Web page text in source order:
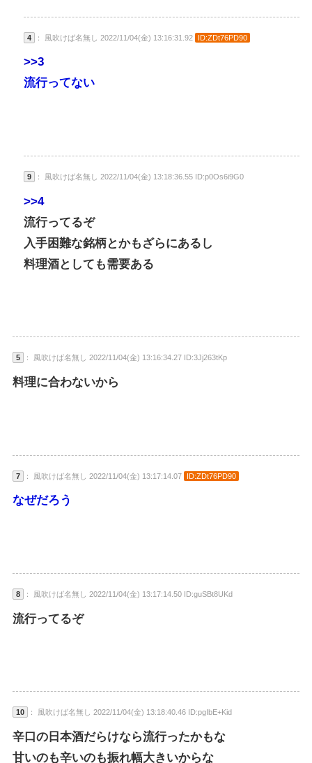
4 ： 風吹けば名無し 2022/11/04(金) 13:16:31.92 ID:ZDt76PD90
>>3
流行ってない
9 ： 風吹けば名無し 2022/11/04(金) 13:18:36.55 ID:p0Os6i9G0
>>4
流行ってるぞ
入手困難な銘柄とかもざらにあるし
料理酒としても需要ある
5 ： 風吹けば名無し 2022/11/04(金) 13:16:34.27 ID:3Jj263tKp
料理に合わないから
7 ： 風吹けば名無し 2022/11/04(金) 13:17:14.07 ID:ZDt76PD90
なぜだろう
8 ： 風吹けば名無し 2022/11/04(金) 13:17:14.50 ID:guSBt8UKd
流行ってるぞ
10 ： 風吹けば名無し 2022/11/04(金) 13:18:40.46 ID:pgIbE+Kid
辛口の日本酒だらけなら流行ったかもな
甘いのも辛いのも振れ幅大きいからな